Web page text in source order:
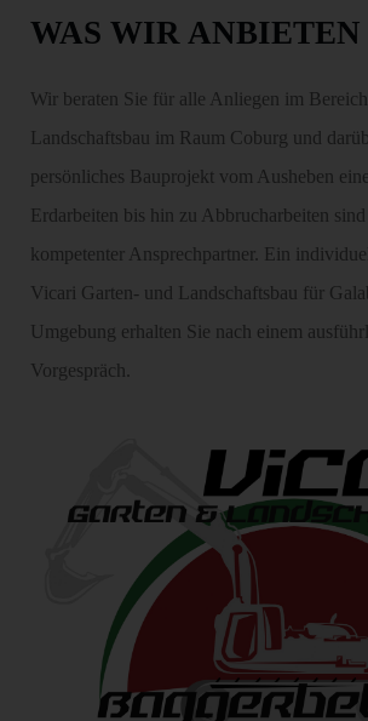
WAS WIR ANBIETEN
Wir beraten Sie für alle Anliegen im
Landschaftsbau im Raum Coburg und
persönliches Bauprojekt vom Ausheben
Erdarbeiten bis hin zu Abbrucharbeiten
kompetenter Ansprechpartner. Ein
Vicari Garten- und Landschaftsbau für
Umgebung erhalten Sie nach einem
Vorgespräch.